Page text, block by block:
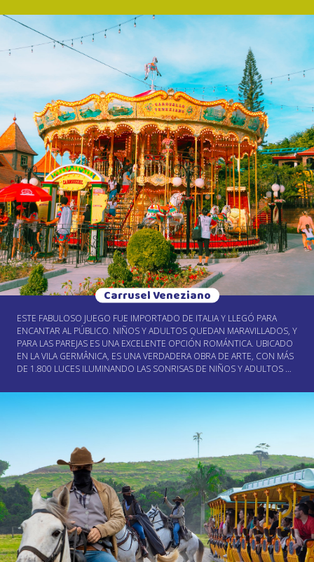
Carrusel Veneziano
ESTE FABULOSO JUEGO FUE IMPORTADO DE ITALIA Y LLEGÓ PARA
ENCANTAR AL PÚBLICO. NIÑOS Y ADULTOS QUEDAN MARAVILLADOS, Y
PARA LAS PAREJAS ES UNA EXCELENTE OPCIÓN ROMÁNTICA. UBICADO
EN LA VILA GERMÂNICA, ES UNA VERDADERA OBRA DE ARTE, CON MÁS
DE 1.800 LUCES ILUMINANDO LAS SONRISAS DE NIÑOS Y ADULTOS DE
NECESIDADES ESPECIALES, ADULTOS MAYORES Y MUJERES
EMBARAZADAS TIENEN ATENCIÓN PRIORITARIA. CONSULTE A UN
FUNCIONA HASTA QUE EL ÚLTIMO VISITANTE DISFRUTE DE LA